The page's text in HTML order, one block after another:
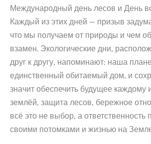
Международный день лесов и День
Каждый из этих дней — призыв
что мы получаем от природы и чем
взамен. Экологические дни,
друг к другу, напоминают: наша
единственный обитаемый дом, и
значит обеспечить будущее каждому
землёй, защита лесов, бережное
всё это не выбор, а ответственность
своими потомками и жизнью на